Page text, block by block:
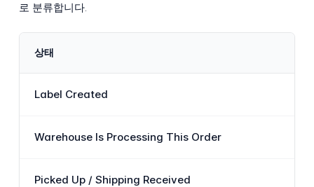
로 분류합니다.
상태
Label Created
Warehouse Is Processing This Order
Picked Up / Shipping Received